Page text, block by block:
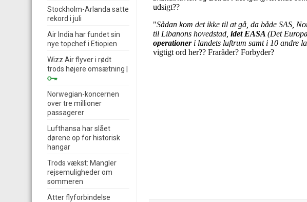
Stockholm-Arlanda satte
rekord i juli
Air India har fundet sin
nye topchef i Etiopien
Wizz Air flyver i rødt
trods højere omsætning
Norwegian-koncernen
over tre millioner
passagerer
Lufthansa har slået
dørene op for historisk
hangar
Trods vækst: Mangler
rejsemuligheder om
sommeren
Atter flyforbindelse